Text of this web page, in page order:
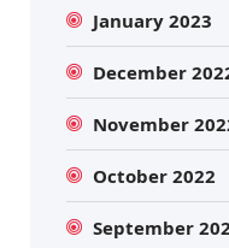
January 2023
December
November
October 2022
September